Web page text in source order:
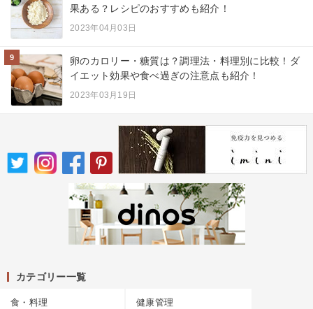
果ある？レシピのおすすめも紹介！
2023年04月03日
9
卵のカロリー・糖質は？調理法・料理別に比較！ダ
イエット効果や食べ過ぎの注意点も紹介！
2023年03月19日
カテゴリー一覧
食・料理 健康管理